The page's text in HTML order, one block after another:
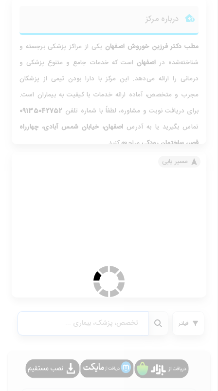
درباره مرکز
مطب دکتر فرزین خوروش اصفهان یکی از مراکز پزشکی برجسته و
شناخته‌شده در اصفهان است که خدمات جامع و متنوع پزشکی و
درمانی را ارائه می‌دهد. این مرکز با دارا بودن تیمی از پزشکان
مجرب و متخصص، آماده ارائه خدمات با کیفیت به بیماران است.
برای دریافت نوبت و مشاوره، لطفاً با شماره تلفن 09135042752
تماس بگیرید یا به آدرس اصفهان، خیابان شمس آبادی، چهارراه
قصر، ساختمان رودکی مراجعه کنید.
مسیر یابی
فیلتر